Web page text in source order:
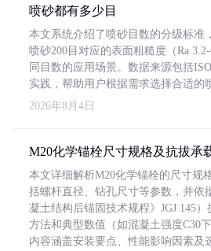
喷砂都有多少目
本文系统介绍了喷砂目数的分级标准
喷砂200目对应的表面粗糙度（Ra
同目数的应用场景。数据来源包括
实践，帮助用户根据需求选择合适的
2026年8月4日
M20化学锚栓尺寸规格及抗拔承
本文详细解析M20化学锚栓的尺寸规
括螺杆直径、钻孔尺寸等参数，并依
凝土结构后锚固技术规程》JGJ 145
方法和典型数值（如混凝土强度C30
内容涵盖安装要点、性能影响因素及